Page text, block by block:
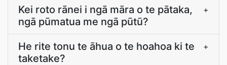
Kei roto rānei i ngā māra o te pātaka,
ngā pūmatua me ngā pūtū?
+
He rite tonu te āhua o te hoahoa ki te
taketake?
+